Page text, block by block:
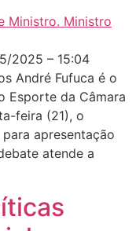
2025 – 15:04
André Fufuca é o
Esporte da Câmara
feira (21), o
apresentação
atende a